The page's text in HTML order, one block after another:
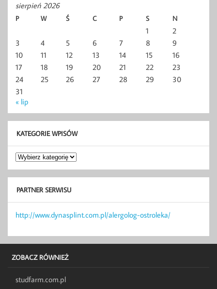
sierpień 2026
P W Ś C P S N
1
2
3
4 5 6 7 8
9
10
11 12 13 14 15
16
17
18 19 20 21 22
23
24
25 26 27 28 29
30
31
« lip
KATEGORIE WPISÓW
Kategorie
wpisów
PARTNER SERWISU
http://www.dynasplint.com.pl/alergolog-ostroleka/
ZOBACZ RÓWNIEŻ
studfarm.com.pl